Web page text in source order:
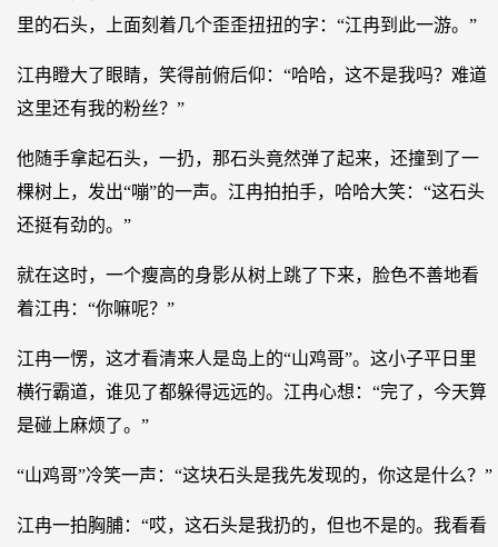
里的石头，上面刻着几个歪歪扭扭的字：“江冉到此一游。”
江冉瞪大了眼睛，笑得前俯后仰：“哈哈，这不是我吗？难道
这里还有我的粉丝？”
他随手拿起石头，一扔，那石头竟然弹了起来，还撞到了一
棵树上，发出“嘣”的一声。江冉拍拍手，哈哈大笑：“这石头
还挺有劲的。”
就在这时，一个瘦高的身影从树上跳了下来，脸色不善地看
着江冉：“你嘛呢？”
江冉一愣，这才看清来人是岛上的“山鸡哥”。这小子平日里
横行霸道，谁见了都躲得远远的。江冉心想：“完了，今天算
是碰上麻烦了。”
“山鸡哥”冷笑一声：“这块石头是我先发现的，你这是什么？”
江冉一拍胸脯：“哎，这石头是我扔的，但也不是的。我看看